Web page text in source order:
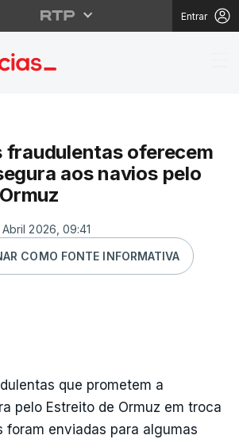
Entrar
fraudulentas oferecem
aos navios pelo
2026, 09:41
COMO FONTE INFORMATIVA
que prometem a
pelo Estreito de Ormuz em troca
foram enviadas para algumas